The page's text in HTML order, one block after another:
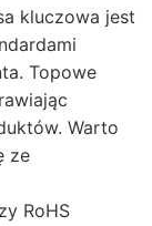
kluczowa jest
Topowe
Warto
ze
RoHS